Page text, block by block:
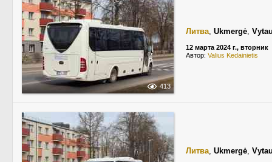
413
Литва, Ukmergė,
12 марта 2024 г., вторник
Автор: Valius Kedainietis
Литва, Ukmergė,